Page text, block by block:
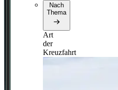
Nach
Thema
Art
der
Kreuzfahrt